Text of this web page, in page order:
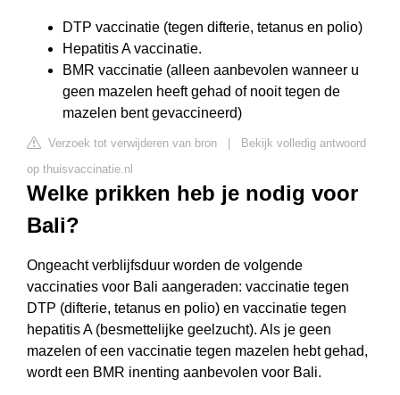
DTP vaccinatie (tegen difterie, tetanus en polio)
Hepatitis A vaccinatie.
BMR vaccinatie (alleen aanbevolen wanneer u
geen mazelen heeft gehad of nooit tegen de
mazelen bent gevaccineerd)
Verzoek tot verwijderen van bron
Bekijk volledig antwoord
op thuisvaccinatie.nl
Welke prikken heb je nodig voor
Bali?
Ongeacht verblijfsduur worden de volgende
vaccinaties voor Bali aangeraden: vaccinatie tegen
DTP (difterie, tetanus en polio) en vaccinatie tegen
hepatitis A (besmettelijke geelzucht). Als je geen
mazelen of een vaccinatie tegen mazelen hebt gehad,
wordt een BMR inenting aanbevolen voor Bali.